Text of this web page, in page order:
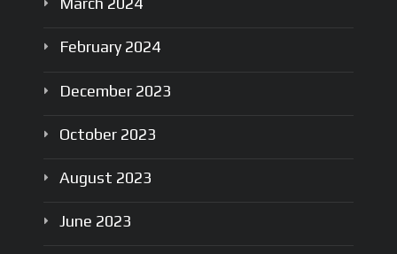
February 2024
December 2023
October 2023
August 2023
June 2023